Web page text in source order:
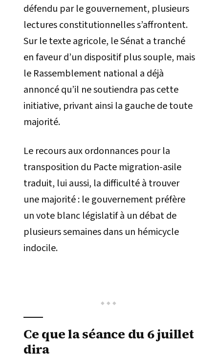
défendu par le gouvernement, plusieurs
lectures constitutionnelles s’affrontent.
Sur le texte agricole, le Sénat a tranché
en faveur d’un dispositif plus souple, mais
le Rassemblement national a déjà
annoncé qu’il ne soutiendra pas cette
initiative, privant ainsi la gauche de toute
majorité.
Le recours aux ordonnances pour la
transposition du Pacte migration-asile
traduit, lui aussi, la difficulté à trouver
une majorité : le gouvernement préfère
un vote blanc législatif à un débat de
plusieurs semaines dans un hémicycle
indocile.
Ce que la séance du 6 juillet
dira